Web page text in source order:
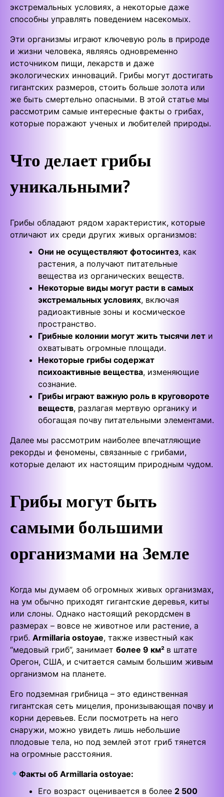
экстремальных условиях, а некоторые даже
способны управлять поведением насекомых.
Эти организмы играют ключевую роль в природе
и жизни человека, являясь одновременно
источником пищи, лекарств и даже
экологических инноваций. Грибы могут достигать
гигантских размеров, стоить больше золота или
же быть смертельно опасными. В этой статье мы
рассмотрим самые интересные факты о грибах,
которые поражают ученых и любителей природы.
Что делает грибы
уникальными?
Грибы обладают рядом характеристик, которые
отличают их среди других живых организмов:
Они не осуществляют фотосинтез, как
растения, а получают питательные
вещества из органических веществ.
Некоторые виды могут расти в самых
экстремальных условиях, включая
радиоактивные зоны и космическое
пространство.
Грибные колонии могут жить тысячи лет и
охватывать огромные площади.
Некоторые грибы содержат
психоактивные вещества, изменяющие
сознание.
Грибы играют важную роль в круговороте
веществ, разлагая мертвую органику и
обогащая почву питательными элементами.
Далее мы рассмотрим наиболее впечатляющие
рекорды и феномены, связанные с грибами,
которые делают их настоящим природным чудом.
Грибы могут быть
самыми большими
организмами на Земле
Когда мы думаем об огромных живых организмах,
на ум обычно приходят гигантские деревья, киты
или слоны. Однако настоящий рекордсмен в
размерах – вовсе не животное или растение, а
гриб. Armillaria ostoyae, также известный как
“медовый гриб”, занимает более 9 км² в штате
Орегон, США, и считается самым большим живым
организмом на планете.
Его подземная грибница – это единственная
гигантская сеть мицелия, пронизывающая почву и
корни деревьев. Если посмотреть на него
снаружи, можно увидеть лишь небольшие
плодовые тела, но под землей этот гриб тянется
на огромные расстояния.
Факты об Armillaria ostoyae:
Его возраст оценивается в более 2 500